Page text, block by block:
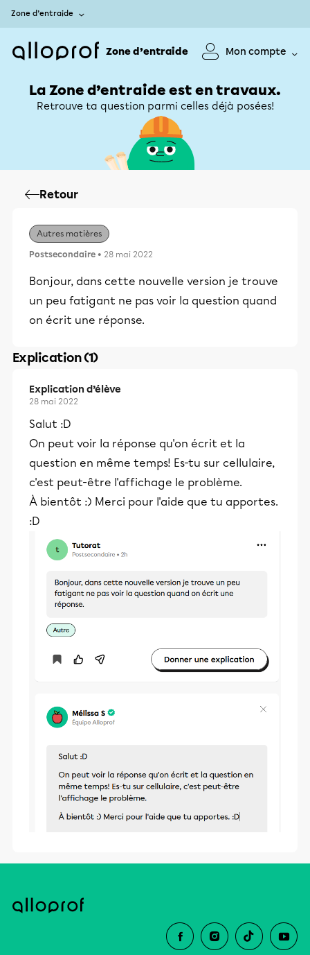
Zone d’entraide
Zone d’entraide Mon compte
La Zone d’entraide est en travaux.
Retrouve ta question parmi celles déjà posées!
Retour
Autres matières
Postsecondaire • 28 mai 2022
Bonjour, dans cette nouvelle version je trouve
un peu fatigant ne pas voir la question quand
on écrit une réponse.
Explication (1)
Explication d’élève
28 mai 2022
Salut :D
On peut voir la réponse qu'on écrit et la
question en même temps! Es-tu sur cellulaire,
c'est peut-être l'affichage le problème.
À bientôt :) Merci pour l'aide que tu apportes.
:D